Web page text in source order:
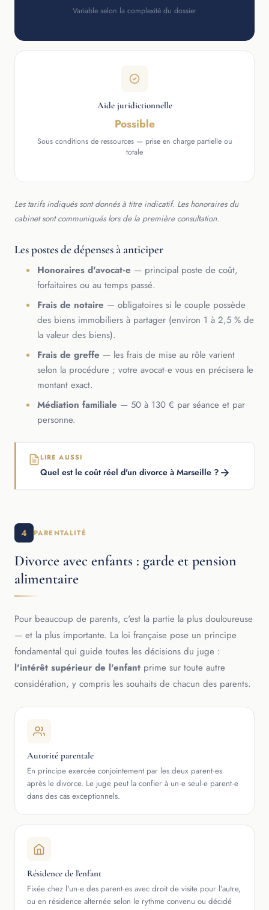
Variable selon la complexité du dossier
Aide juridictionnelle
Possible
Sous conditions de ressources — prise en charge partielle ou
totale
Les tarifs indiqués sont donnés à titre indicatif. Les honoraires du
cabinet sont communiqués lors de la première consultation.
Les postes de dépenses à anticiper
Honoraires d'avocat·e — principal poste de coût,
forfaitaires ou au temps passé.
Frais de notaire — obligatoires si le couple possède
des biens immobiliers à partager (environ 1 à 2,5 % de
la valeur des biens).
Frais de greffe — les frais de mise au rôle varient
selon la procédure ; votre avocat·e vous en précisera le
montant exact.
Médiation familiale — 50 à 130 € par séance et par
personne.
LIRE AUSSI
Quel est le coût réel d'un divorce à Marseille ?
4 PARENTALITÉ
Divorce avec enfants : garde et pension
alimentaire
Pour beaucoup de parents, c'est la partie la plus douloureuse
— et la plus importante. La loi française pose un principe
fondamental qui guide toutes les décisions du juge :
l'intérêt supérieur de l'enfant prime sur toute autre
considération, y compris les souhaits de chacun des parents.
Autorité parentale
En principe exercée conjointement par les deux parent·es
après le divorce. Le juge peut la confier à un·e seul·e parent·e
dans des cas exceptionnels.
Résidence de l'enfant
Fixée chez l'un·e des parent·es avec droit de visite pour l'autre,
ou en résidence alternée selon le rythme convenu ou décidé